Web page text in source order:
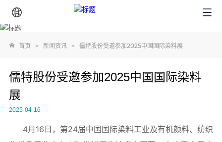
首页 > 新闻资讯 > 儒特股份受邀参加2025中国国际染料展
儒特股份受邀参加2025中国国际染料
展
2025-04-16